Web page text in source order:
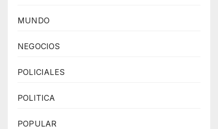
MUNDO
NEGOCIOS
POLICIALES
POLITICA
POPULAR